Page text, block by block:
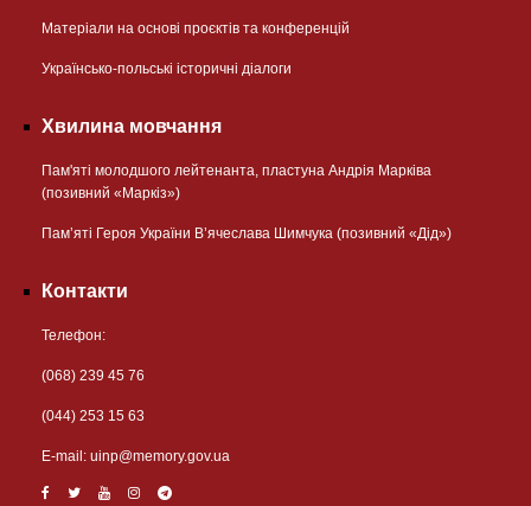
Матеріали на основі проєктів та конференцій
Українсько-польські історичні діалоги
Хвилина мовчання
Пам'яті молодшого лейтенанта, пластуна Андрія Марківа
(позивний «Маркіз»)
Пам’яті Героя України В’ячеслава Шимчука (позивний «Дід»)
Контакти
Телефон:
(068) 239 45 76
(044) 253 15 63
Е-mail: uinp@memory.gov.ua